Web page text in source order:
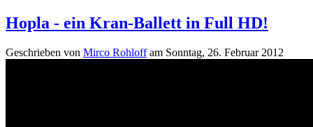
Hopla - ein Kran-Ballett in Full HD!
Geschrieben von Mirco Rohloffam Sonntag, 26. Februar 2012